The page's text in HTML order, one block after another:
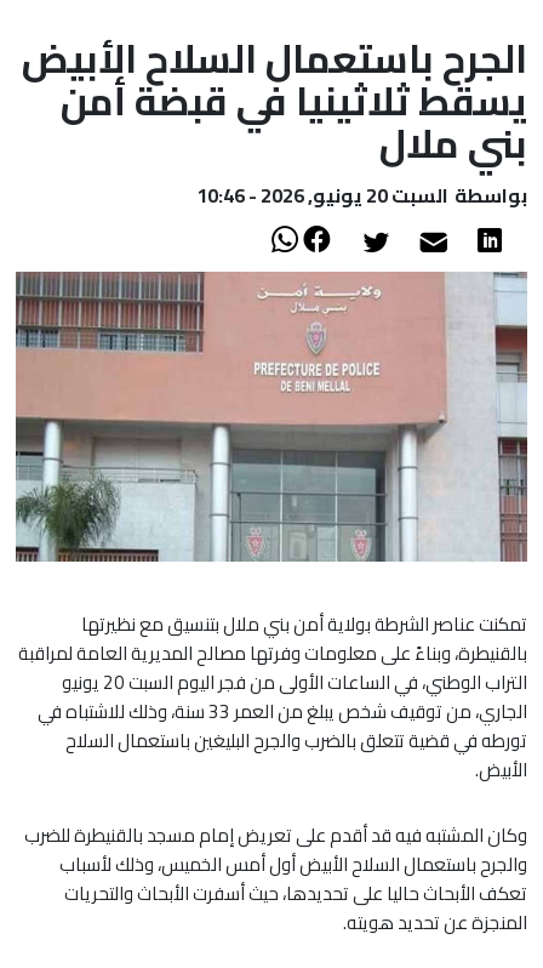
أعمدة
الصحراء
الجرح باستعمال السلاح الأبيض
يسقط ثلاثينيا في قبضة أمن
بني ملال
بواسطة السبت 20 يونيو, 2026 - 10:46
تمكنت عناصر الشرطة بولاية أمن بني ملال بتنسيق مع نظيرتها
بالقنيطرة، وبناءً على معلومات وفرتها مصالح المديرية العامة لمراقبة
التراب الوطني، في الساعات الأولى من فجر اليوم السبت 20 يونيو
الجاري، من توقيف شخص يبلغ من العمر 33 سنة، وذلك للاشتباه في
تورطه في قضية تتعلق بالضرب والجرح البليغين باستعمال السلاح
الأبيض.
وكان المشتبه فيه قد أقدم على تعريض إمام مسجد بالقنيطرة للضرب
والجرح باستعمال السلاح الأبيض أول أمس الخميس، وذلك لأسباب
تعكف الأبحاث حاليا على تحديدها، حيث أسفرت الأبحاث والتحريات
المنجزة عن تحديد هويته.